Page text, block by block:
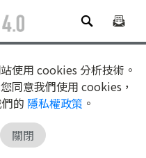
使用 cookies 分析技術。
同意我們使用 cookies，
的 隱私權政策 。
關閉